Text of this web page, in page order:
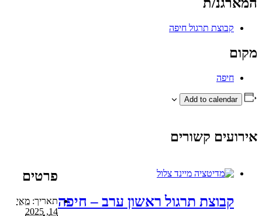
המארגנ/ת
קבוצת תרגול חיפה
מקום
חיפה
Add to calendar
אירועים קשורים
קבוצת תרגול ראשון ערב – חיפה
פרטים
תאריך: מאי
14, 2025